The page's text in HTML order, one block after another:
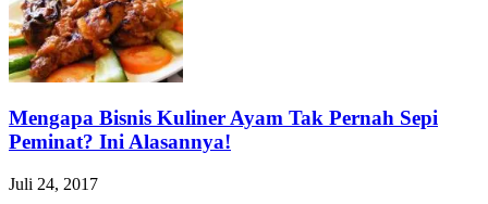
Mengapa Bisnis Kuliner Ayam Tak Pernah Sepi
Peminat? Ini Alasannya!
Juli 24, 2017